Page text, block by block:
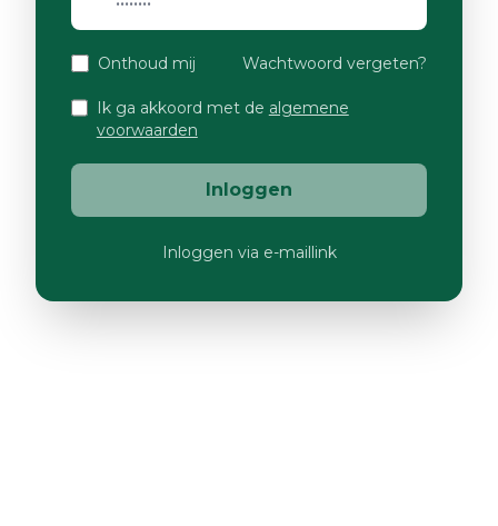
Onthoud mij Wachtwoord vergeten?
Ik ga akkoord met de algemene
voorwaarden
Inloggen
Inloggen via e-maillink